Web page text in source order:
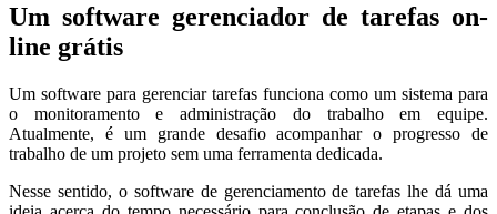
Um software gerenciador de tarefas on-
line grátis
Um software para gerenciar tarefas funciona como um sistema para
o monitoramento e administração do trabalho em equipe.
Atualmente, é um grande desafio acompanhar o progresso de
trabalho de um projeto sem uma ferramenta dedicada.
Nesse sentido, o software de gerenciamento de tarefas lhe dá uma